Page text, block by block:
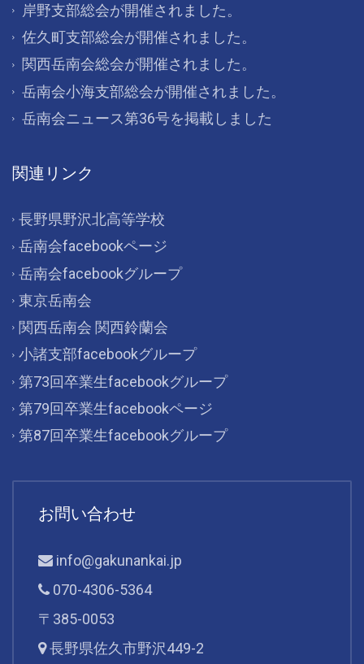
岸野支部総会が開催されました。
佐久町支部総会が開催されました。
関西岳南会総会が開催されました。
岳南会小海支部総会が開催されました。
岳南会ニュース第36号を掲載しました
関連リンク
長野県野沢北高等学校
岳南会facebookページ
岳南会facebookグループ
東京岳南会
関西岳南会 関西鈴蘭会
小諸支部facebookグループ
第73回卒業生facebookグループ
第79回卒業生facebookページ
第87回卒業生facebookグループ
お問い合わせ
info@gakunankai.jp
070-4306-5364
〒385-0053
長野県佐久市野沢449-2